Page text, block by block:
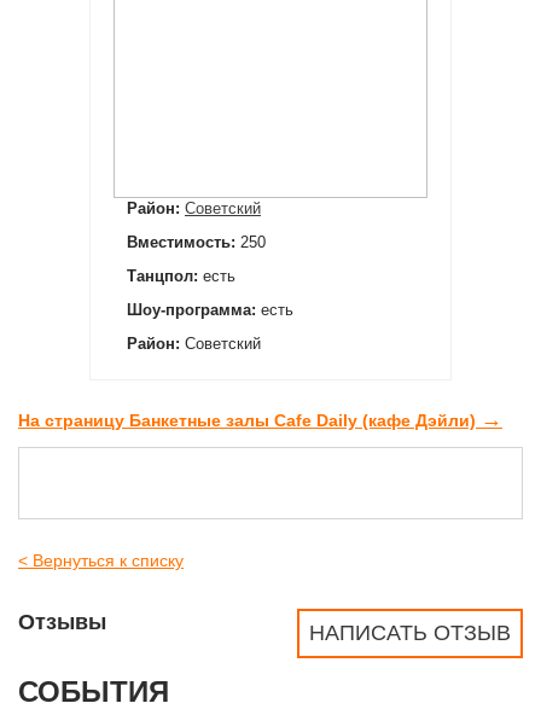
Район: Советский
Вместимость: 250
Танцпол: есть
Шоу-программа: есть
Район: Советский
На страницу Банкетные залы Сafe Daily (кафе Дэйли) →
< Вернуться к списку
НАПИСАТЬ ОТЗЫВ
Отзывы
СОБЫТИЯ